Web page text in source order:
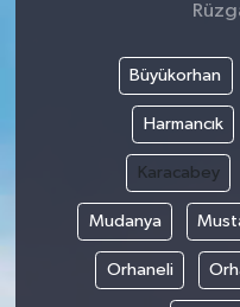
Büyükorhan
Harmancık
Karacabey
Mudanya
Orhaneli